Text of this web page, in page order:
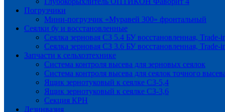
Погрузчики
Мини-погрузчик «Муравей 300» фронтальный
Сеялки бу и восстановленные
Сеялка зерновая СЗ 5.4 БУ восстановленная, Trade-
Сеялка зерновая СЗ 3.6 БУ восстановленная, Trade-
Запчасти к сельхозтехнике
Система контроля высева для зерновых сеялок
Система контроля высева для сеялок точного
Ящик зернотуковый к сеялке СЗ-5,4
Ящик зернотуковый к сеялке СЗ-3,6
Секция КРН
Дезинвазия